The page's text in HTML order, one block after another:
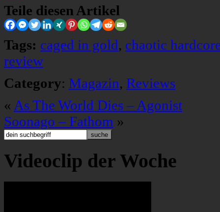
Teile diesen Artikel
Tags: caged in gold, chaotic
review
Category: Magazin, Reviews
« As The World Dies – Agonist
Soonago – Fathom »
Videoclip der Woche